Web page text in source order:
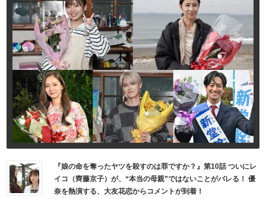
『娘の命を奪ったヤツを殺すのは罪ですか？』第10話 ついにレ
イコ（齊藤京子）が、“本当の母親”ではないことがバレる！ 優
奈を熱演する、大友花恋からコメントが到着！